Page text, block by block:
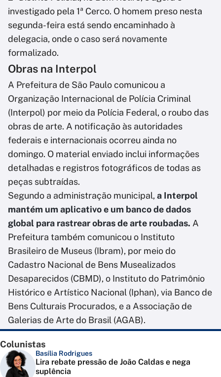
investigado pela 1ª Cerco. O homem preso nesta
segunda-feira está sendo encaminhado à
delegacia, onde o caso será novamente
formalizado.
Obras na Interpol
A Prefeitura de São Paulo comunicou a
Organização Internacional de Polícia Criminal
(Interpol) por meio da Polícia Federal, o roubo das
obras de arte. A notificação às autoridades
federais e internacionais ocorreu ainda no
domingo. O material enviado inclui informações
detalhadas e registros fotográficos de todas as
peças subtraídas.
Segundo a administração municipal, a Interpol
mantém um aplicativo e um banco de dados
global para rastrear obras de arte roubadas. A
Prefeitura também comunicou o Instituto
Brasileiro de Museus (Ibram), por meio do
Cadastro Nacional de Bens Musealizados
Desaparecidos (CBMD), o Instituto do Patrimônio
Histórico e Artístico Nacional (Iphan), via Banco de
Bens Culturais Procurados, e a Associação de
Galerias de Arte do Brasil (AGAB).
Colunistas
Basília Rodrigues
Lira rebate pressão de João Caldas e nega
suplência